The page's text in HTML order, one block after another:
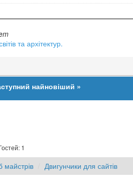
та архітектур.
найновіший »
1
Двигунчики для сайтів